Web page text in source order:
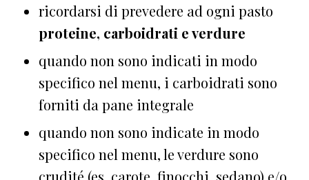
ricordarsi di prevedere ad ogni pasto
proteine, carboidrati e verdure
quando non sono indicati in modo
specifico nel menu, i carboidrati sono
forniti da pane integrale
quando non sono indicate in modo
specifico nel menu, le verdure sono
crudité (es. carote, finocchi, sedano) e/o